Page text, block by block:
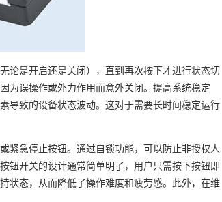
论是开启还是关闭），直到再次按下才进行状态切
为误操作或外力作用而意外关闭。提高系统稳定
导致的设备状态波动。这对于需要长时间稳定运行
紧急停止按钮。通过自锁功能，可以防止非授权人
钮开关的设计通常简单明了，用户只需按下按钮即
状态，从而降低了操作难度和疲劳感。此外，在维